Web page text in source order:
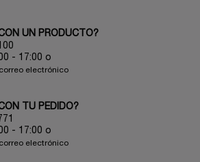
UN PRODUCTO?
- 17:00 o
electrónico
TU PEDIDO?
- 17:00 o
electrónico